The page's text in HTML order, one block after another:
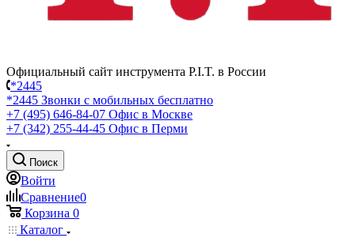
Официальный сайт инструмента P.I.T. в России
*2445
*2445 Звонки с мобильных бесплатно
+7 (495) 646-84-07 Офис в Москве
+7 (342) 255-44-45 Офис в Перми
Поиск
Войти
Сравнение0
Корзина 0
Каталог